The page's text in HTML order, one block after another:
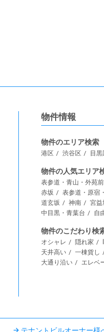
物件情報
物件のエリア検索
港区 渋谷区 目黒
物件の人気エリア
表参道・青山・外苑前
赤坂
表参道・原宿
道玄坂
神南 宮益
中目黒・青葉台
自
物件のこだわり検
オシャレ 隠れ家
天井高い
一棟貨し
大通り沿い
エレベ